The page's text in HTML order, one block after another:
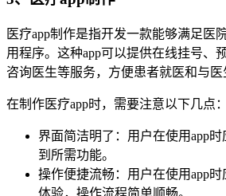
医疗app制作是指开发一款能够满足医
用程序。这种app可以提供在线挂号、
咨询医生等服务，方便患者就医和与医
在制作医疗app时，需要注意以下几点：
界面简洁明了：用户在使用app
到所需功能。
操作便捷流畅：用户在使用app
体验，操作流程简单顺畅。